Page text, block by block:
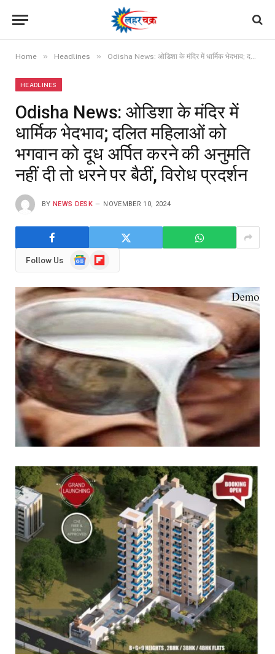
Home » Headlines » Odisha News: ओडिशा के मंदिर में धार्मिक भेदभाव; दलित महिलाओं को भगवान को दूध अर्पित करने की अनुमति नहीं दी तो धरने पर बैठीं, विरोध प्रदर्शन
HEADLINES
Odisha News: ओडिशा के मंदिर में
धार्मिक भेदभाव; दलित महिलाओं को
भगवान को दूध अर्पित करने की अनुमति
नहीं दी तो धरने पर बैठीं, विरोध प्रदर्शन
BY NEWS DESK NOVEMBER 10, 2024
Follow Us
GoogleFlipboard